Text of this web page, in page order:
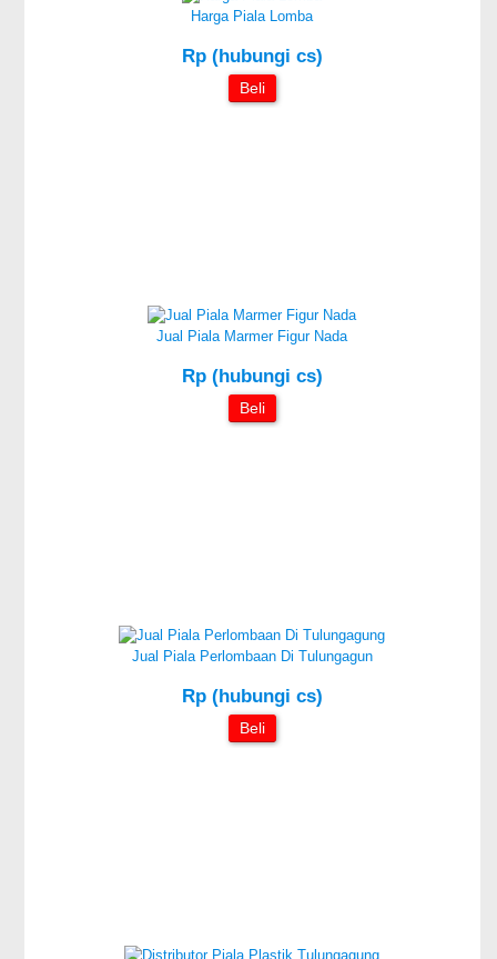
Harga Piala Lomba
Rp (hubungi cs)
Beli
Jual Piala Marmer Figur Nada
Rp (hubungi cs)
Beli
Jual Piala Perlombaan Di Tulungagun
Rp (hubungi cs)
Beli